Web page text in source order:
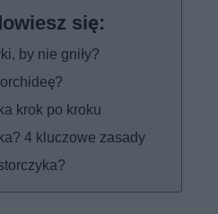
by nie gniły?
krok po kroku
4 kluczowe zasady